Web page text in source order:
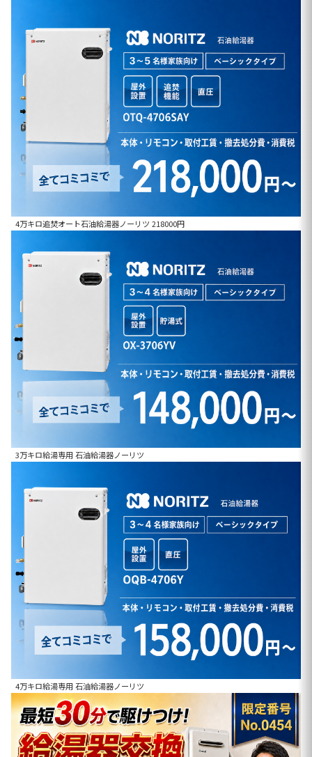
4万キロ追焚オート石油給湯器ノーリツ 218000円
3万キロ給湯専用 石油給湯器ノーリツ
4万キロ給湯専用 石油給湯器ノーリツ